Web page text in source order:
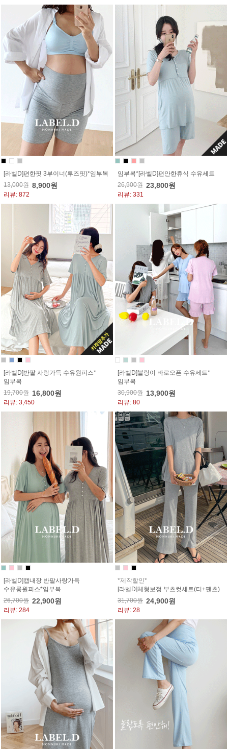
[라벨D]편한핏 3부이너(루즈핏)*임부복
13,000원 8,900원
리뷰: 872
임부복*[라벨D]편안한휴식 수유세트
26,900원 23,800원
리뷰: 331
[라벨D]반팔 사랑가득 수유원피스*
임부복
19,700원 16,800원
리뷰: 3,450
[라벨D]블링이 바로오픈 수유세트*
임부복
30,900원 13,900원
리뷰: 80
[라벨D]캡내장 반팔사랑가득
수유롱원피스*임부복
26,700원 22,900원
리뷰: 284
*제작할인*
[라벨D]체형보정 부츠컷세트(티+팬츠)
31,700원 24,900원
리뷰: 28